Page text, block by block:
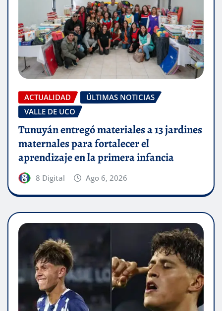
ACTUALIDAD
ÚLTIMAS NOTICIAS
VALLE DE UCO
Tunuyán entregó materiales a 13 jardines
maternales para fortalecer el
aprendizaje en la primera infancia
8 Digital Ago 6, 2026